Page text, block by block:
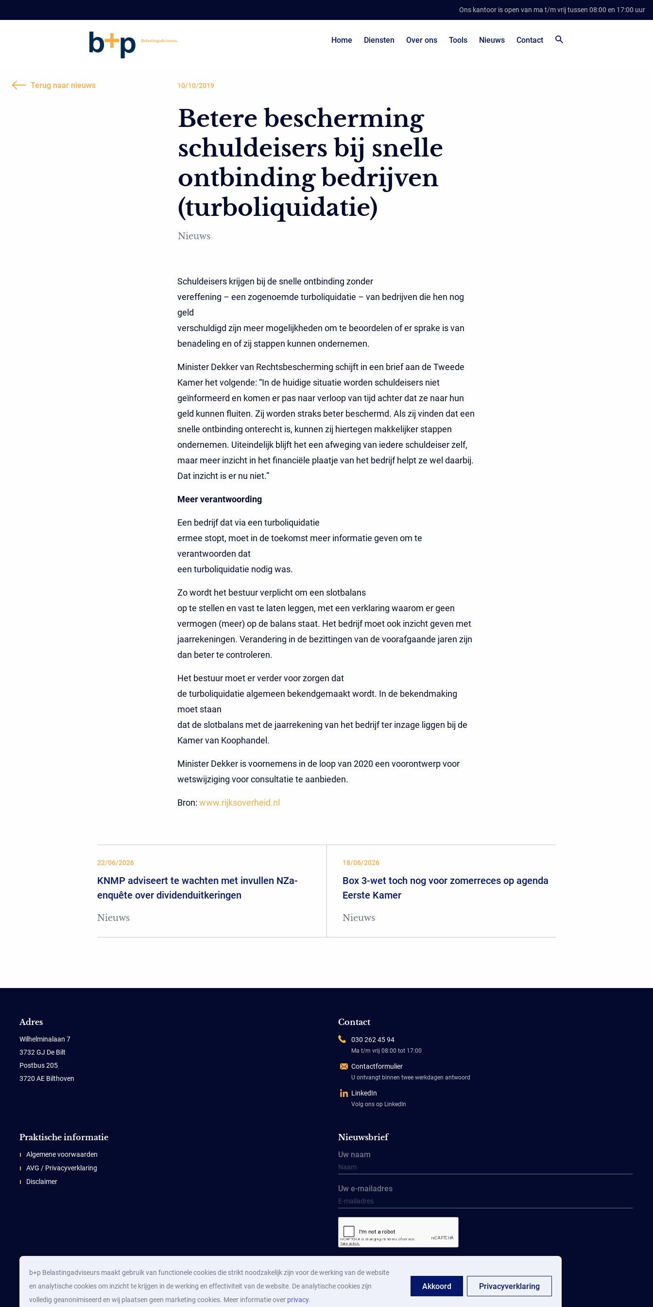
Ons kantoor is open van ma t/m vrij tussen 08:00 en 17:00 uur
Home Diensten Over ons Tools Nieuws Contact
Terug naar nieuws 10/10/2019
Betere bescherming
schuldeisers bij snelle
ontbinding bedrijven
(turboliquidatie)
Nieuws
Schuldeisers krijgen bij de snelle ontbinding zonder
vereffening – een zogenoemde turboliquidatie – van bedrijven die hen nog
geld
verschuldigd zijn meer mogelijkheden om te beoordelen of er sprake is van
benadeling en of zij stappen kunnen ondernemen.
Minister Dekker van Rechtsbescherming schijft in een brief aan de Tweede
Kamer het volgende: “In de huidige situatie worden schuldeisers niet
geïnformeerd en komen er pas naar verloop van tijd achter dat ze naar hun
geld kunnen fluiten. Zij worden straks beter beschermd. Als zij vinden dat een
snelle ontbinding onterecht is, kunnen zij hiertegen makkelijker stappen
ondernemen. Uiteindelijk blijft het een afweging van iedere schuldeiser zelf,
maar meer inzicht in het financiële plaatje van het bedrijf helpt ze wel daarbij.
Dat inzicht is er nu niet.”
Meer verantwoording
Een bedrijf dat via een turboliquidatie
ermee stopt, moet in de toekomst meer informatie geven om te
verantwoorden dat
een turboliquidatie nodig was.
Zo wordt het bestuur verplicht om een slotbalans
op te stellen en vast te laten leggen, met een verklaring waarom er geen
vermogen (meer) op de balans staat. Het bedrijf moet ook inzicht geven met
jaarrekeningen. Verandering in de bezittingen van de voorafgaande jaren zijn
dan beter te controleren.
Het bestuur moet er verder voor zorgen dat
de turboliquidatie algemeen bekendgemaakt wordt. In de bekendmaking
moet staan
dat de slotbalans met de jaarrekening van het bedrijf ter inzage liggen bij de
Kamer van Koophandel.
Minister Dekker is voornemens in de loop van 2020 een voorontwerp voor
wetswijziging voor consultatie te aanbieden.
Bron: www.rijksoverheid.nl
22/06/2026
KNMP adviseert te wachten met invullen NZa-
enquête over dividenduitkeringen
Nieuws
18/06/2026
Box 3-wet toch nog voor zomerreces op agenda
Eerste Kamer
Nieuws
Adres
Wilhelminalaan 7
3732 GJ De Bilt
Postbus 205
3720 AE Bilthoven
Contact
030 262 45 94
Ma t/m vrij 08:00 tot 17:00
Contactformulier
U ontvangt binnen twee werkdagen antwoord
LinkedIn
Volg ons op LinkedIn
Praktische informatie
Algemene voorwaarden
AVG / Privacyverklaring
Disclaimer
Nieuwsbrief
Uw naam
Uw e-mailadres
Aanmelden
b+p Belastingadviseurs maakt gebruik van functionele cookies die strikt noodzakelijk zijn voor de werking van de website
en analytische cookies om inzicht te krijgen in de werking en effectiviteit van de website. De analytische cookies zijn
volledig geanonimiseerd en wij plaatsen geen marketing cookies. Meer informatie over privacy.
Akkoord Privacyverklaring